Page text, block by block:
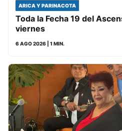
ARICA Y PARINACOTA
Toda la Fecha 19 del
viernes
6 AGO 2026 | 1 MIN.